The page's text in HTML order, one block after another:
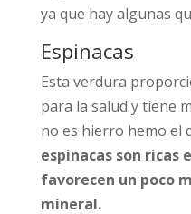
ya que hay algunas
Espinacas
Esta verdura
para la salud y tiene
no es hierro hemo el
espinacas son ricas
favorecen un poco
mineral.